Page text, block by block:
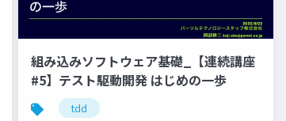
組み込みソフトウェア基礎_【連続講座
#5】テスト駆動開発 はじめの一歩
tdd